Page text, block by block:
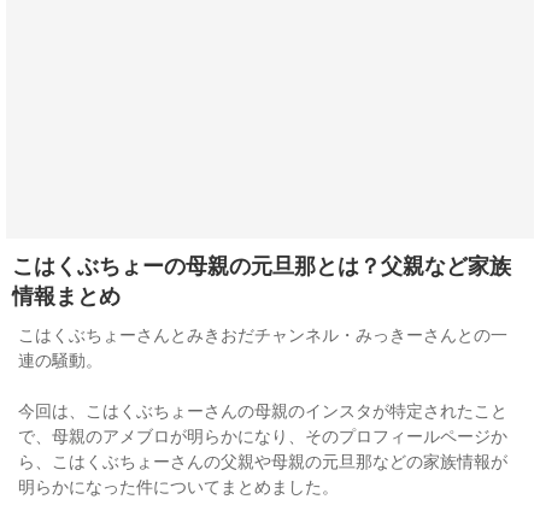
こはくぶちょーの母親の元旦那とは？父親など家族
情報まとめ
こはくぶちょーさんとみきおだチャンネル・みっきーさんとの一
連の騒動。
今回は、こはくぶちょーさんの母親のインスタが特定されたこと
で、母親のアメブロが明らかになり、そのプロフィールページか
ら、こはくぶちょーさんの父親や母親の元旦那などの家族情報が
明らかになった件についてまとめました。